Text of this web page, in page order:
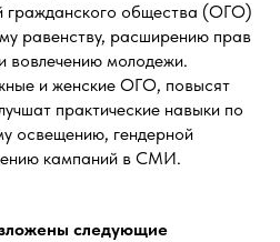
гражданского общества (ОГО)
равенству, расширению прав
вовлечению молодежи.
и женские ОГО, повысят
практические навыки по
освещению, гендерной
кампаний в СМИ.
следующие